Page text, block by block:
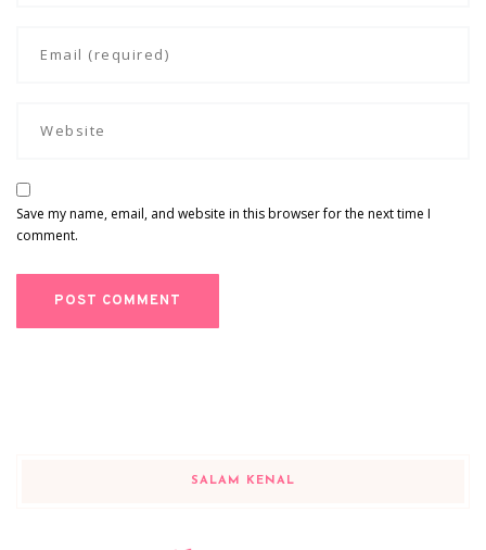
Save my name, email, and website in this browser for the next time I
comment.
SALAM KENAL